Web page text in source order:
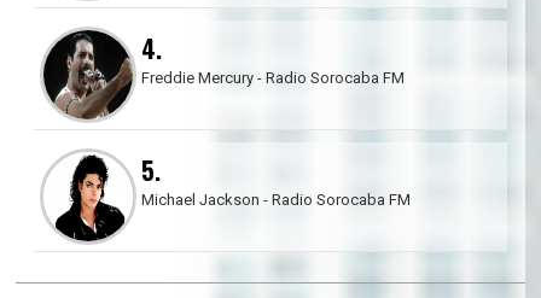
4.
Freddie Mercury - Radio Sorocaba FM
5.
Michael Jackson - Radio Sorocaba FM